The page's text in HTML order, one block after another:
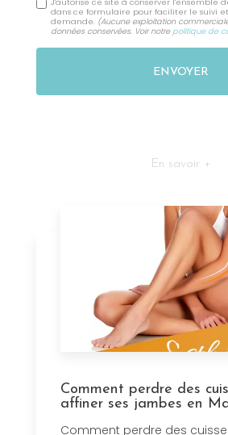
J'autorise ce site à conserver l'ensemble
dans ce formulaire pour faciliter le suivi
demande. (Aucune exploitation
données conservées. Voir notre politique de
En savoir +
Comment perdre des
affiner ses jambes en
Comment perdre des